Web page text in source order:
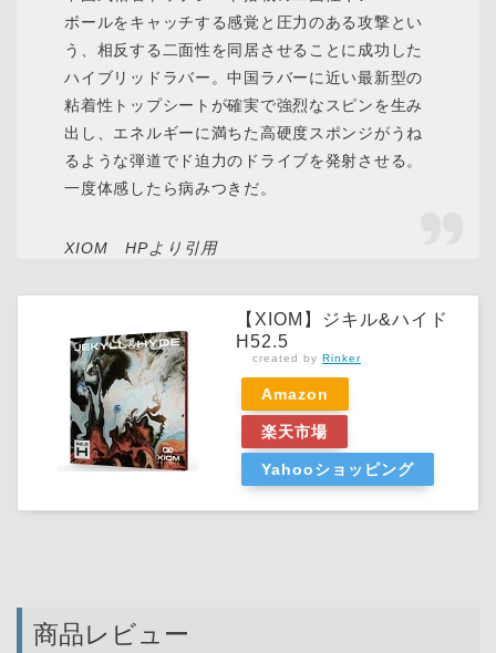
ボールをキャッチする感覚と圧力のある攻撃とい
う、相反する二面性を同居させることに成功した
ハイブリッドラバー。中国ラバーに近い最新型の
粘着性トップシートが確実で強烈なスピンを生み
出し、エネルギーに満ちた高硬度スポンジがうね
るような弾道でド迫力のドライブを発射させる。
一度体感したら病みつきだ。
XIOM HPより引用
【XIOM】ジキル&ハイド
H52.5
created by Rinker
Amazon
楽天市場
Yahooショッピング
商品レビュー